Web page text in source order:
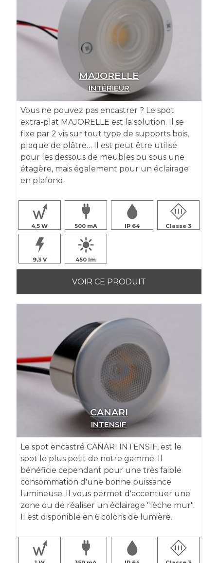
MAJORELLE
INTÉRIEUR
Vous ne pouvez pas encastrer ? Le spot
extra-plat MAJORELLE est la solution. Il se
fixe par 2 vis sur tout type de supports bois,
plaque de plâtre… Il est peut être utilisé
pour les dessous de meubles ou sous une
étagère, mais également pour un éclairage
en plafond.
4,5 500 IP 64 Classe 3
9,3 450
VOIR CE PRODUIT
CANARI
INTENSIF
Le spot encastré CANARI INTENSIF, est le
spot le plus petit de notre gamme. Il
bénéficie cependant pour une très faible
consommation d'une bonne puissance
lumineuse. Il vous permet d'accentuer une
zone ou de réaliser un éclairage "lèche mur".
Il est disponible en 6 coloris de lumière.